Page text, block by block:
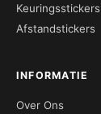
Keuringsstickers
Afstandstickers
INFORMATIE
Over Ons